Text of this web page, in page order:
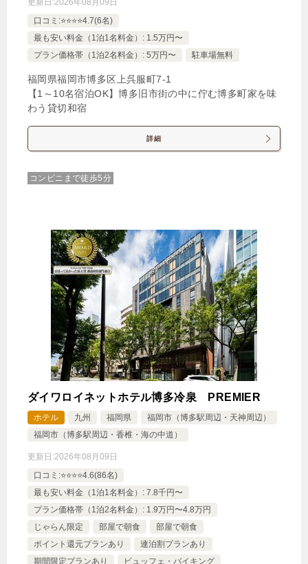
更新日:2026年08月09日
口コミ:⭐️⭐️⭐️⭐️4.7(6名)
最も安い料金（1泊1名料金）: 1.5万円〜
プラン価格帯（1泊2名料金）: 5万円〜
駐車場無料
福岡県福岡市博多区上呉服町7‐1
【1～10名宿泊OK】博多旧市街の中に佇む博多町家を味
わう貸切和宿
詳細
コンビニまで徒歩5分
ダイワロイネットホテル博多冷泉 PREMIER
ホテル 九州 福岡県
福岡市（博多駅周辺・天神周辺）
福岡市（博多駅周辺・香椎・海の中道）
更新日:2026年08月09日
口コミ:⭐️⭐️⭐️⭐️4.6(86名)
最も安い料金（1泊1名料金）: 7.8千円〜
プラン価格帯（1泊2名料金）: 1.9万円〜4.8万円
じゃらん限定
部屋で朝食
部屋で朝食
ポイント還元プランあり
連泊割プランあり
期間限定プランあり
ビュッフェ・バイキング